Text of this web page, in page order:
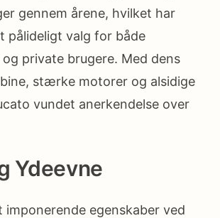
gennem årene, hvilket har
pålideligt valg for både
private brugere. Med dens
stærke motorer og alsidige
vundet anerkendelse over
Ydeevne
imponerende egenskaber ved